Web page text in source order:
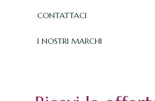
CONTATTACI
I NOSTRI MARCHI